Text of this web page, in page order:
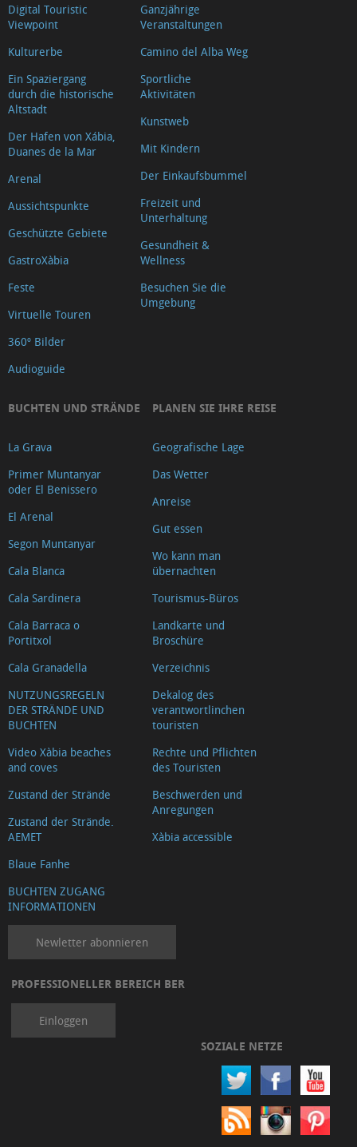
Digital Touristic
Viewpoint
Kulturerbe
Ein Spaziergang
durch die historische
Altstadt
Der Hafen von Xábia,
Duanes de la Mar
Arenal
Aussichtspunkte
Geschützte Gebiete
GastroXàbia
Feste
Virtuelle Touren
360º Bilder
Audioguide
Ganzjährige
Veranstaltungen
Camino del Alba Weg
Sportliche
Aktivitäten
Kunstweb
Mit Kindern
Der Einkaufsbummel
Freizeit und
Unterhaltung
Gesundheit &
Wellness
Besuchen Sie die
Umgebung
BUCHTEN UND STRÄNDE
La Grava
Primer Muntanyar
oder El Benissero
El Arenal
Segon Muntanyar
Cala Blanca
Cala Sardinera
Cala Barraca o
Portitxol
Cala Granadella
NUTZUNGSREGELN
DER STRÄNDE UND
BUCHTEN
Video Xàbia beaches
and coves
Zustand der Strände
Zustand der Strände.
AEMET
Blaue Fanhe
BUCHTEN ZUGANG
INFORMATIONEN
PLANEN SIE IHRE REISE
Geografische Lage
Das Wetter
Anreise
Gut essen
Wo kann man
übernachten
Tourismus-Büros
Landkarte und
Broschüre
Verzeichnis
Dekalog des
verantwortlinchen
touristen
Rechte und Pflichten
des Touristen
Beschwerden und
Anregungen
Xàbia accessible
Newletter abonnieren
PROFESSIONELLER BEREICH BER
Einloggen
SOZIALE NETZE